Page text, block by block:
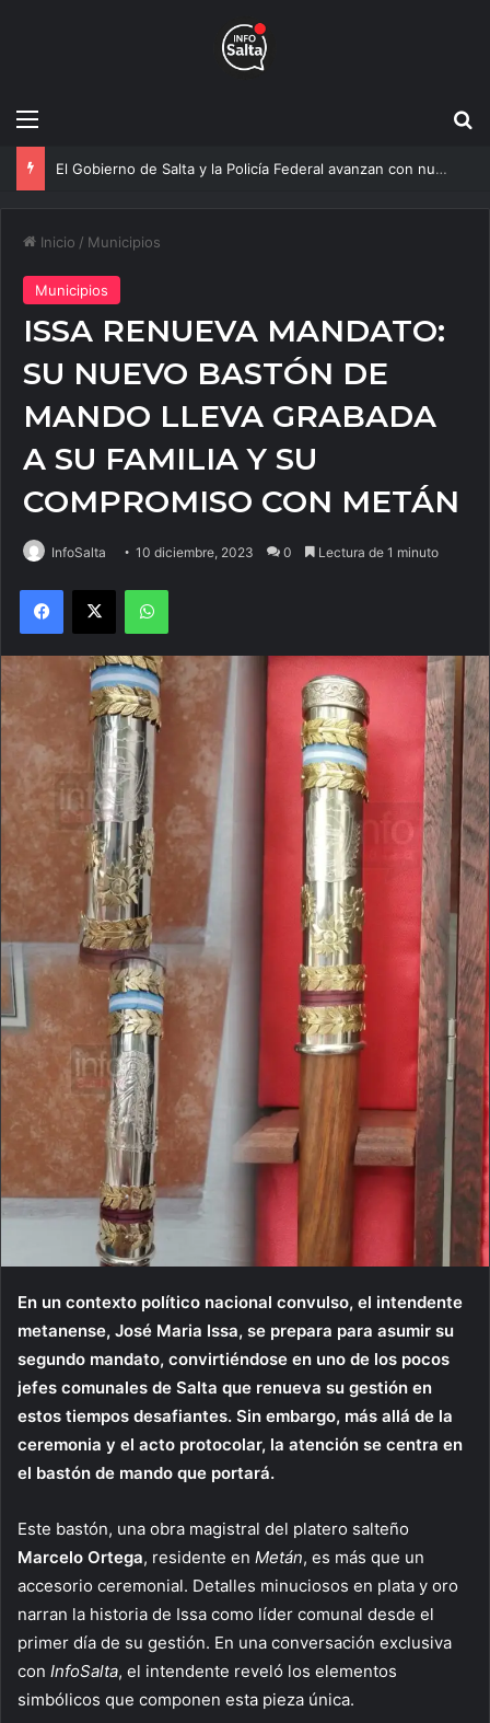
Menú
El Gobierno de Salta y la Policía Federal avanzan con nuevas medidas contra el delito
Inicio / Municipios
Municipios
ISSA RENUEVA MANDATO:
SU NUEVO BASTÓN DE
MANDO LLEVA GRABADA
A SU FAMILIA Y SU
COMPROMISO CON METÁN
InfoSalta 10 diciembre, 2023 0 Lectura de 1 minuto
Facebook
X WhatsApp
En un contexto político nacional convulso, el intendente
metanense, José Maria Issa, se prepara para asumir su
segundo mandato, convirtiéndose en uno de los pocos
jefes comunales de Salta que renueva su gestión en
estos tiempos desafiantes. Sin embargo, más allá de la
ceremonia y el acto protocolar, la atención se centra en
el bastón de mando que portará.
Este bastón, una obra magistral del platero salteño
Marcelo Ortega, residente en Metán, es más que un
accesorio ceremonial. Detalles minuciosos en plata y oro
narran la historia de Issa como líder comunal desde el
primer día de su gestión. En una conversación exclusiva
con InfoSalta, el intendente reveló los elementos
simbólicos que componen esta pieza única.